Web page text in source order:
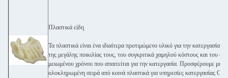
Πλαστικά είδη
Τα πλαστικά είναι ένα ιδιαίτερα προτιμώμενο υλικό για την κατεργασία
της μεγάλης ποικιλίας τους, του συγκριτικά χαμηλού κόστους και του
μειωμένου χρόνου που απαιτείται για την κατεργασία. Προσφέρουμε μια
ολοκληρωμένη σειρά από κοινά πλαστικά για υπηρεσίες κατεργασίας